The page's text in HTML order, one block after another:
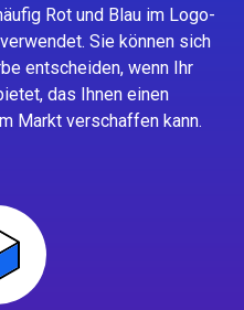
Rot und Blau im Logo-
Sie können sich
entscheiden, wenn Ihr
das Ihnen einen
Markt verschaffen kann.